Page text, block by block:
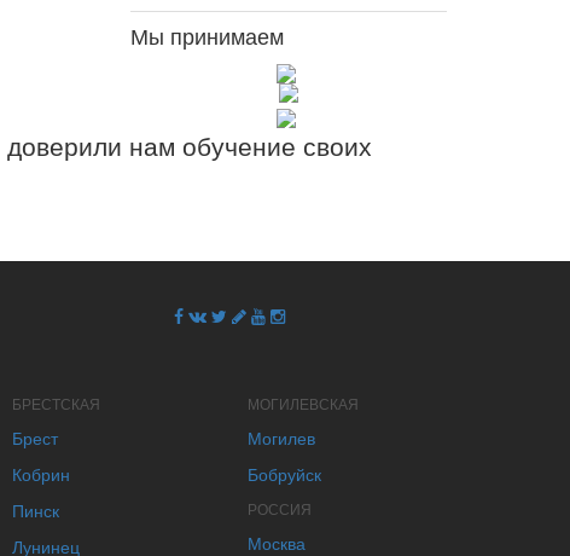
Мы принимаем
доверили нам обучение своих
БРЕСТСКАЯ
Брест
Кобрин
Пинск
Лунинец
МОГИЛЕВСКАЯ
Могилев
Бобруйск
РОССИЯ
Москва